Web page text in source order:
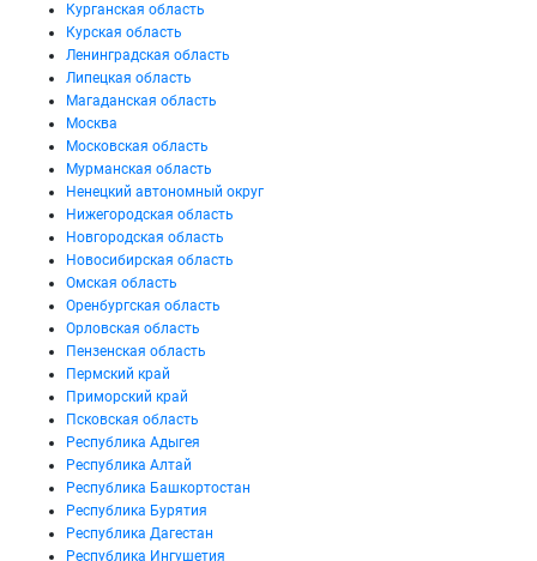
Курганская область
Курская область
Ленинградская область
Липецкая область
Магаданская область
Москва
Московская область
Мурманская область
Ненецкий автономный округ
Нижегородская область
Новгородская область
Новосибирская область
Омская область
Оренбургская область
Орловская область
Пензенская область
Пермский край
Приморский край
Псковская область
Республика Адыгея
Республика Алтай
Республика Башкортостан
Республика Бурятия
Республика Дагестан
Республика Ингушетия